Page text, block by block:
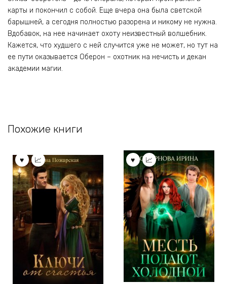
карты и покончил с собой. Еще вчера она была светской
барышней, а сегодня полностью разорена и никому не нужна.
Вдобавок, на нее начинает охоту неизвестный волшебник.
Кажется, что худшего с ней случится уже не может, но тут на
ее пути оказывается Оберон – охотник на нечисть и декан
академии магии.
Похожие книги